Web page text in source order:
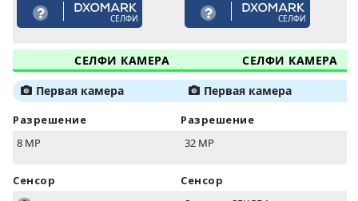
СЕЛФИ
СЕЛФИ КАМЕРА
Первая камера
Разрешение
8 MP
Сенсор
СЕЛФИ
СЕЛФИ КАМЕРА
Первая камера
Разрешение
32 MP
Сенсор